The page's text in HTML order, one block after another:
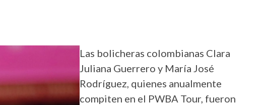
Las bolicheras colombianas Clara
Juliana Guerrero y María José
Rodríguez, quienes anualmente
compiten en el PWBA Tour, fueron